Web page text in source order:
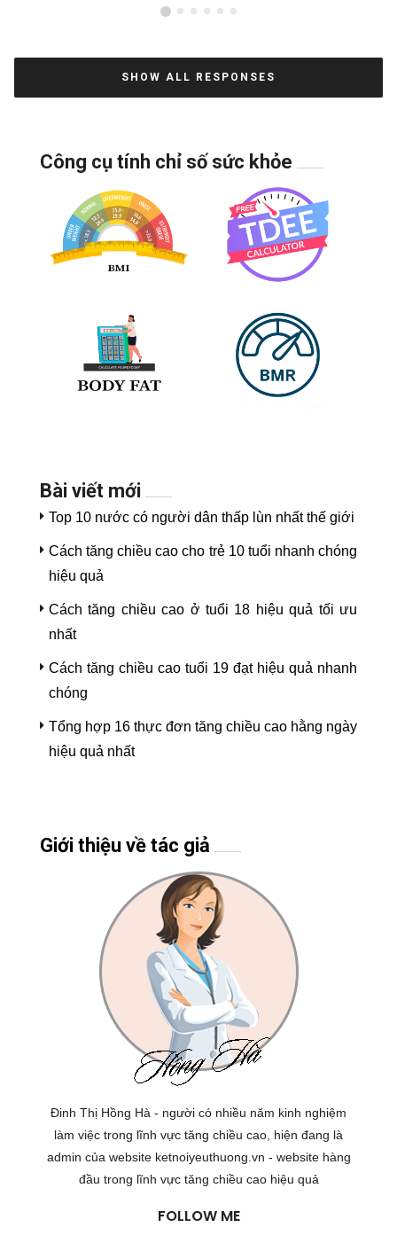
SHOW ALL RESPONSES
Công cụ tính chỉ số sức khỏe
Bài viết mới
Top 10 nước có người dân thấp lùn nhất thế giới
Cách tăng chiều cao cho trẻ 10 tuổi nhanh chóng
hiệu quả
Cách tăng chiều cao ở tuổi 18 hiệu quả tối ưu
nhất
Cách tăng chiều cao tuổi 19 đạt hiệu quả nhanh
chóng
Tổng hợp 16 thực đơn tăng chiều cao hằng ngày
hiệu quả nhất
Giới thiệu về tác giả
Đinh Thị Hồng Hà - người có nhiều năm kinh nghiệm
làm việc trong lĩnh vực tăng chiều cao, hiện đang là
admin của website ketnoiyeuthuong.vn - website hàng
đầu trong lĩnh vực tăng chiều cao hiệu quả
FOLLOW ME